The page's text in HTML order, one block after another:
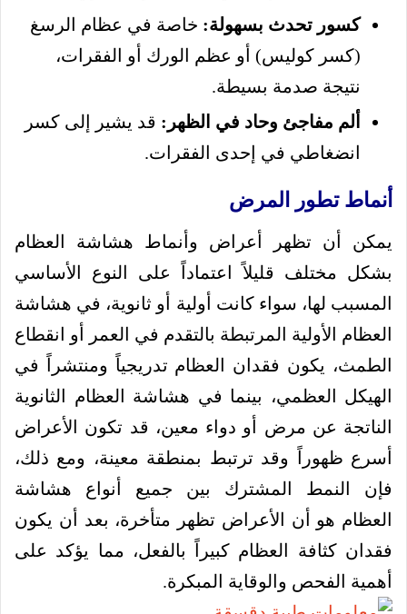
كسور تحدث بسهولة: خاصة في عظام الرسغ
(كسر كوليس) أو عظم الورك أو الفقرات،
نتيجة صدمة بسيطة.
ألم مفاجئ وحاد في الظهر: قد يشير إلى كسر
انضغاطي في إحدى الفقرات.
أنماط تطور المرض
يمكن أن تظهر أعراض وأنماط هشاشة العظام
بشكل مختلف قليلاً اعتماداً على النوع الأساسي
المسبب لها، سواء كانت أولية أو ثانوية، في هشاشة
العظام الأولية المرتبطة بالتقدم في العمر أو انقطاع
الطمث، يكون فقدان العظام تدريجياً ومنتشراً في
الهيكل العظمي، بينما في هشاشة العظام الثانوية
الناتجة عن مرض أو دواء معين، قد تكون الأعراض
أسرع ظهوراً وقد ترتبط بمنطقة معينة، ومع ذلك،
فإن النمط المشترك بين جميع أنواع هشاشة
العظام هو أن الأعراض تظهر متأخرة، بعد أن يكون
فقدان كثافة العظام كبيراً بالفعل، مما يؤكد على
أهمية الفحص والوقاية المبكرة.